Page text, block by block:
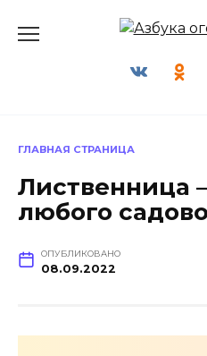
ГЛАВНАЯ СТРАНИЦА
Лиственница
любого
ОПУБЛИКОВАНО
08.09.2022